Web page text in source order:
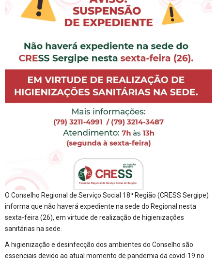
O Conselho Regional de Serviço Social 18ª Região (CRESS Sergipe)
informa que não haverá expediente na sede do Regional nesta
sexta-feira (26), em virtude de realização de higienizações
sanitárias na sede.
A higienização e desinfecção dos ambientes do Conselho são
essenciais devido ao atual momento de pandemia da covid-19 no